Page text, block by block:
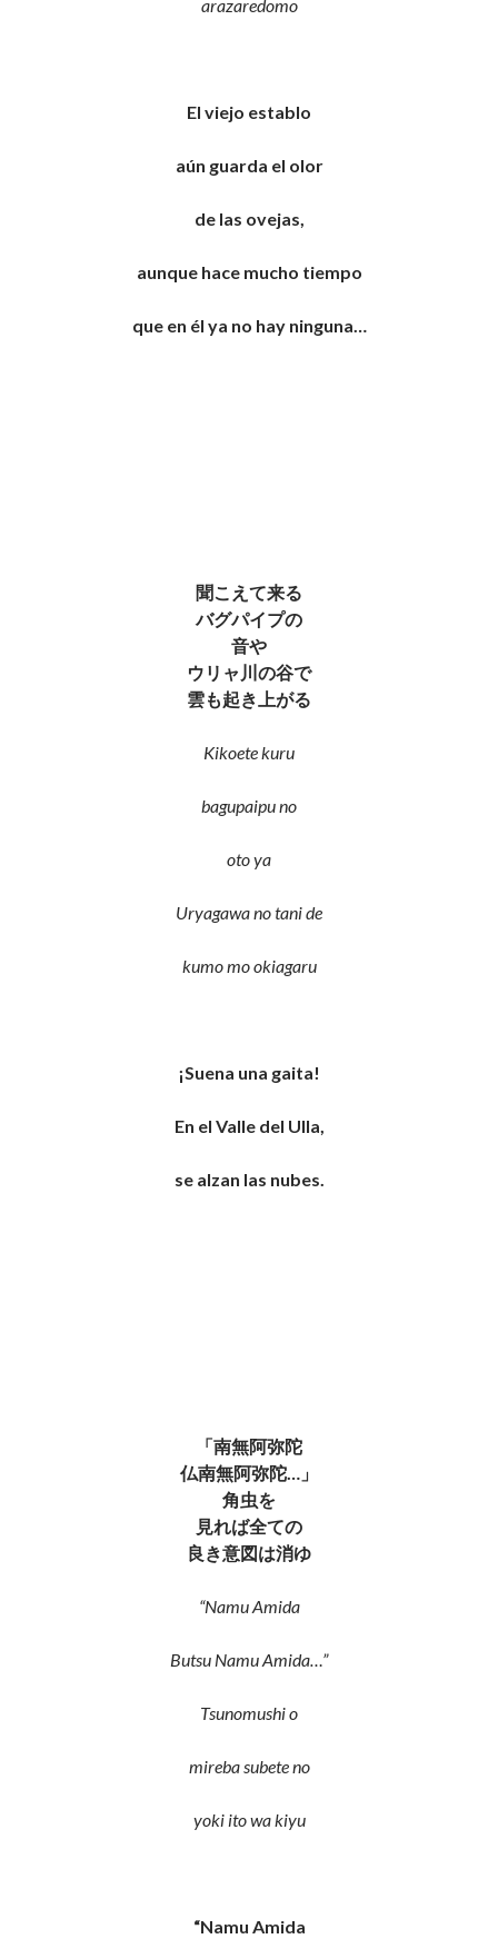
arazaredomo
El viejo establo
aún guarda el olor
de las ovejas,
aunque hace mucho tiempo
que en él ya no hay ninguna…
聞こえて来る
バグパイプの
音や
ウリャ川の谷で
雲も起き上がる
Kikoete kuru
bagupaipu no
oto ya
Uryagawa no tani de
kumo mo okiagaru
¡Suena una gaita!
En el Valle del Ulla,
se alzan las nubes.
「南無阿弥陀
仏南無阿弥陀… 」
角虫を
見れば全ての
良き意図は消ゆ
“Namu Amida
Butsu Namu Amida…”
Tsunomushi o
mireba subete no
yoki ito wa kiyu
“Namu Amida